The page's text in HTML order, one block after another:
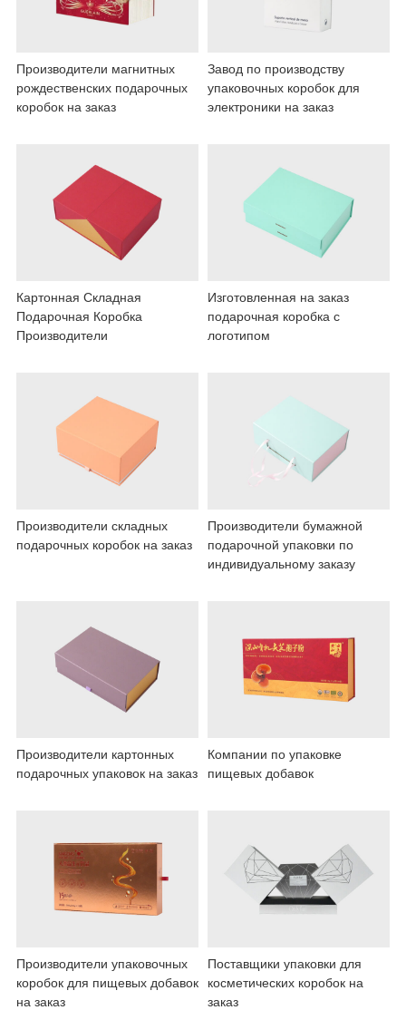
Производители магнитных
рождественских подарочных
коробок на заказ
Завод по производству
упаковочных коробок для
электроники на заказ
Картонная Складная
Подарочная Коробка
Производители
Изготовленная на заказ
подарочная коробка с
логотипом
Производители складных
подарочных коробок на заказ
Производители бумажной
подарочной упаковки по
индивидуальному заказу
Производители картонных
подарочных упаковок на заказ
Компании по упаковке
пищевых добавок
Производители упаковочных
коробок для пищевых добавок
на заказ
Поставщики упаковки для
косметических коробок на
заказ